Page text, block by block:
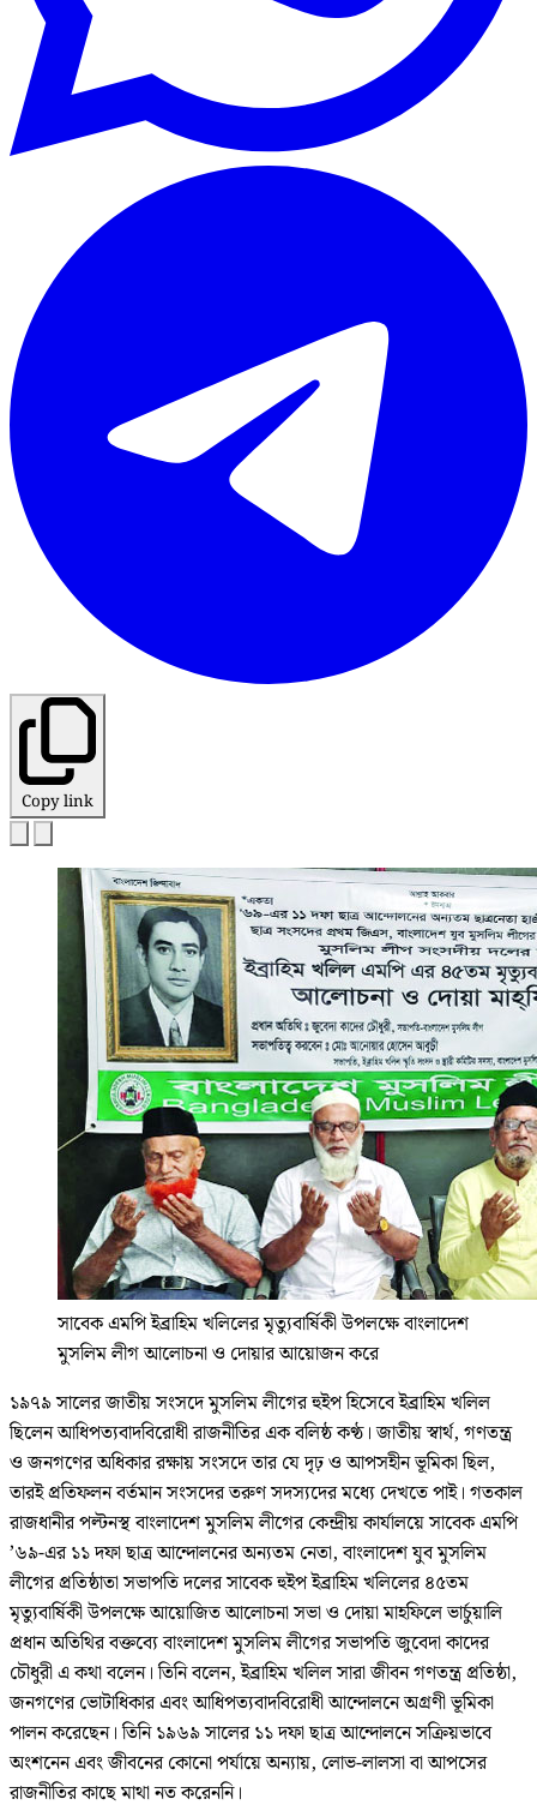
Copy link
সাবেক এমপি ইব্রাহিম খলিলের মৃত্যুবার্ষিকী উপলক্ষে বাংলাদেশ
মুসলিম লীগ আলোচনা ও দোয়ার আয়োজন করে
১৯৭৯ সালের জাতীয় সংসদে মুসলিম লীগের হুইপ হিসেবে ইব্রাহিম খলিল
ছিলেন আধিপত্যবাদবিরোধী রাজনীতির এক বলিষ্ঠ কণ্ঠ। জাতীয় স্বার্থ, গণতন্ত্র
ও জনগণের অধিকার রক্ষায় সংসদে তার যে দৃঢ় ও আপসহীন ভূমিকা ছিল,
তারই প্রতিফলন বর্তমান সংসদের তরুণ সদস্যদের মধ্যে দেখতে পাই। গতকাল
রাজধানীর পল্টনস্থ বাংলাদেশ মুসলিম লীগের কেন্দ্রীয় কার্যালয়ে সাবেক এমপি
’৬৯-এর ১১ দফা ছাত্র আন্দোলনের অন্যতম নেতা, বাংলাদেশ যুব মুসলিম
লীগের প্রতিষ্ঠাতা সভাপতি দলের সাবেক হুইপ ইব্রাহিম খলিলের ৪৫তম
মৃত্যুবার্ষিকী উপলক্ষে আয়োজিত আলোচনা সভা ও দোয়া মাহফিলে ভার্চুয়ালি
প্রধান অতিথির বক্তব্যে বাংলাদেশ মুসলিম লীগের সভাপতি জুবেদা কাদের
চৌধুরী এ কথা বলেন। তিনি বলেন, ইব্রাহিম খলিল সারা জীবন গণতন্ত্র প্রতিষ্ঠা,
জনগণের ভোটাধিকার এবং আধিপত্যবাদবিরোধী আন্দোলনে অগ্রণী ভূমিকা
পালন করেছেন। তিনি ১৯৬৯ সালের ১১ দফা ছাত্র আন্দোলনে সক্রিয়ভাবে
অংশনেন এবং জীবনের কোনো পর্যায়ে অন্যায়, লোভ-লালসা বা আপসের
রাজনীতির কাছে মাথা নত করেননি।